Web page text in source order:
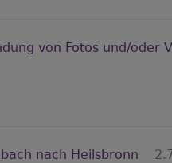
von Fotos und/oder
nach Heilsbronn